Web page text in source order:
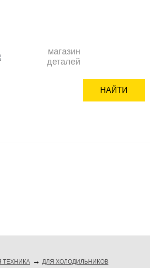
магазин
деталей
НАЙТИ
ТЕХНИКА ДЛЯ ХОЛОДИЛЬНИКОВ